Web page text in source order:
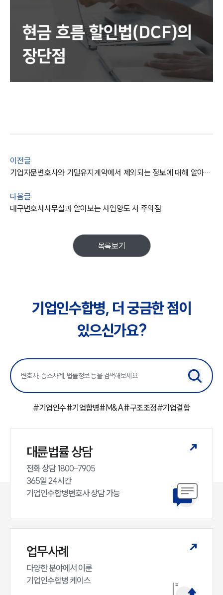
센터소개
센터소개
대륜의 강점
글로벌 파트너 로펌
통합검색
업무사례
주요 업무사례
사례분석/최신동향
법률지식인
고객후기
M&A센터 업무
이전글
기업자문변호사와 기밀유지계약에서 제외되는 정보에 대해 알아보면
다음글
대구변호사사무실과 알아보는 사업양도 시 주의점
목록보기
기업인수합병, 더 궁금한 점이
있으신가요?
#기업인수#기업합병# M&A#구조조정#기업결합
대륜법률 상담
전화 상담 1800-7905
365일 24시간
기업인수합병변호사 상담 가능
업무사례
다양한 분야에서 이룬
기업인수합병 케이스